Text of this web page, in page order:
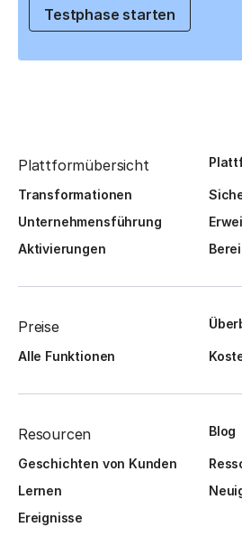
Testphase starten
Plattformübersicht
Transformationen
Unternehmensführung
Aktivierungen
Preise
Alle Funktionen
Resourcen Blog
Geschichten von Kunden
Lernen
Ereignisse